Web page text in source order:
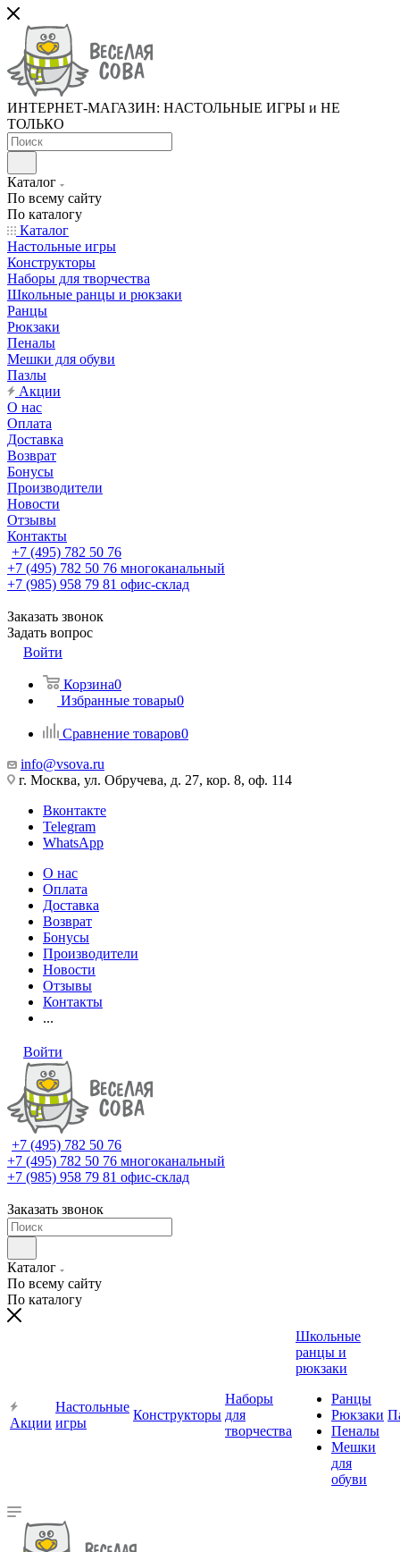
ИНТЕРНЕТ-МАГАЗИН: НАСТОЛЬНЫЕ ИГРЫ и НЕ
ТОЛЬКО
Каталог
По всему сайту
По каталогу
Каталог
Настольные игры
Конструкторы
Наборы для творчества
Школьные ранцы и рюкзаки
Ранцы
Рюкзаки
Пеналы
Мешки для обуви
Пазлы
Акции
О нас
Оплата
Доставка
Возврат
Бонусы
Производители
Новости
Отзывы
Контакты
+7 (495) 782 50 76
+7 (495) 782 50 76 многоканальный
+7 (985) 958 79 81 офис-склад
Заказать звонок
Задать вопрос
Войти
Корзина0
Избранные товары0
Сравнение товаров0
info@vsova.ru
г. Москва, ул. Обручева, д. 27, кор. 8, оф. 114
Вконтакте
Telegram
WhatsApp
О нас
Оплата
Доставка
Возврат
Бонусы
Производители
Новости
Отзывы
Контакты
...
Войти
+7 (495) 782 50 76
+7 (495) 782 50 76 многоканальный
+7 (985) 958 79 81 офис-склад
Заказать звонок
Каталог
По всему сайту
По каталогу
Акции
Настольные
игры
Конструкторы
Наборы
для
творчества
Школьные
ранцы и
рюкзаки
Ранцы
Рюкзаки
Пеналы
Мешки
для
обуви